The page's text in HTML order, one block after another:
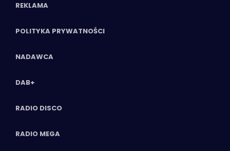
REKLAMA
POLITYKA PRYWATNOŚCI
NADAWCA
DAB+
RADIO DISCO
RADIO MEGA